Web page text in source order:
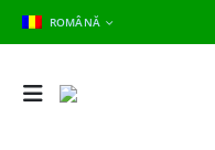
ROMÂNĂ